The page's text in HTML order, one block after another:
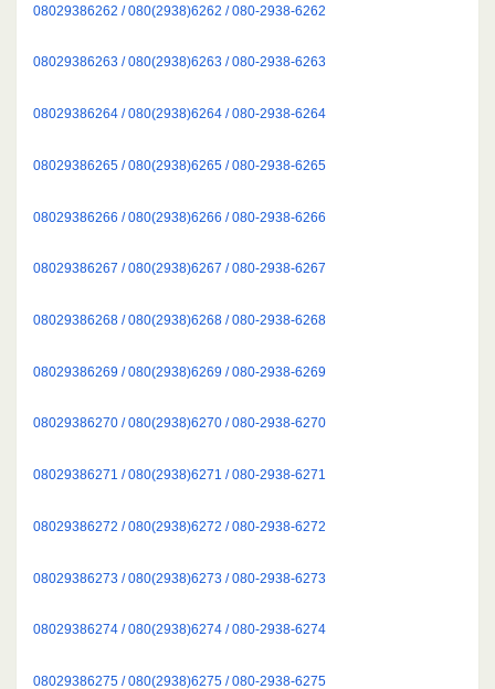
08029386262 / 080(2938)6262 / 080-2938-6262
08029386263 / 080(2938)6263 / 080-2938-6263
08029386264 / 080(2938)6264 / 080-2938-6264
08029386265 / 080(2938)6265 / 080-2938-6265
08029386266 / 080(2938)6266 / 080-2938-6266
08029386267 / 080(2938)6267 / 080-2938-6267
08029386268 / 080(2938)6268 / 080-2938-6268
08029386269 / 080(2938)6269 / 080-2938-6269
08029386270 / 080(2938)6270 / 080-2938-6270
08029386271 / 080(2938)6271 / 080-2938-6271
08029386272 / 080(2938)6272 / 080-2938-6272
08029386273 / 080(2938)6273 / 080-2938-6273
08029386274 / 080(2938)6274 / 080-2938-6274
08029386275 / 080(2938)6275 / 080-2938-6275